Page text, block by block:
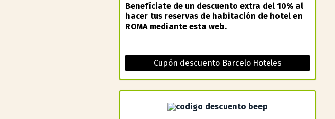
Benefíciate de un descuento extra del 10% al
hacer tus reservas de habitación de hotel en
ROMA mediante esta web.
Cupón descuento Barcelo Hoteles